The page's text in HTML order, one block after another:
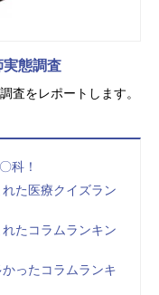
実態調査
査をレポートします。
科！
た医療クイズラン
たコラムランキン
ったコラムランキ